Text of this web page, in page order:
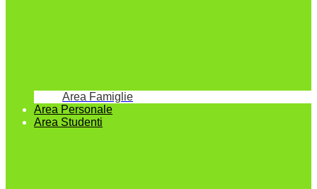
Area Famiglie
Area Personale
Area Studenti